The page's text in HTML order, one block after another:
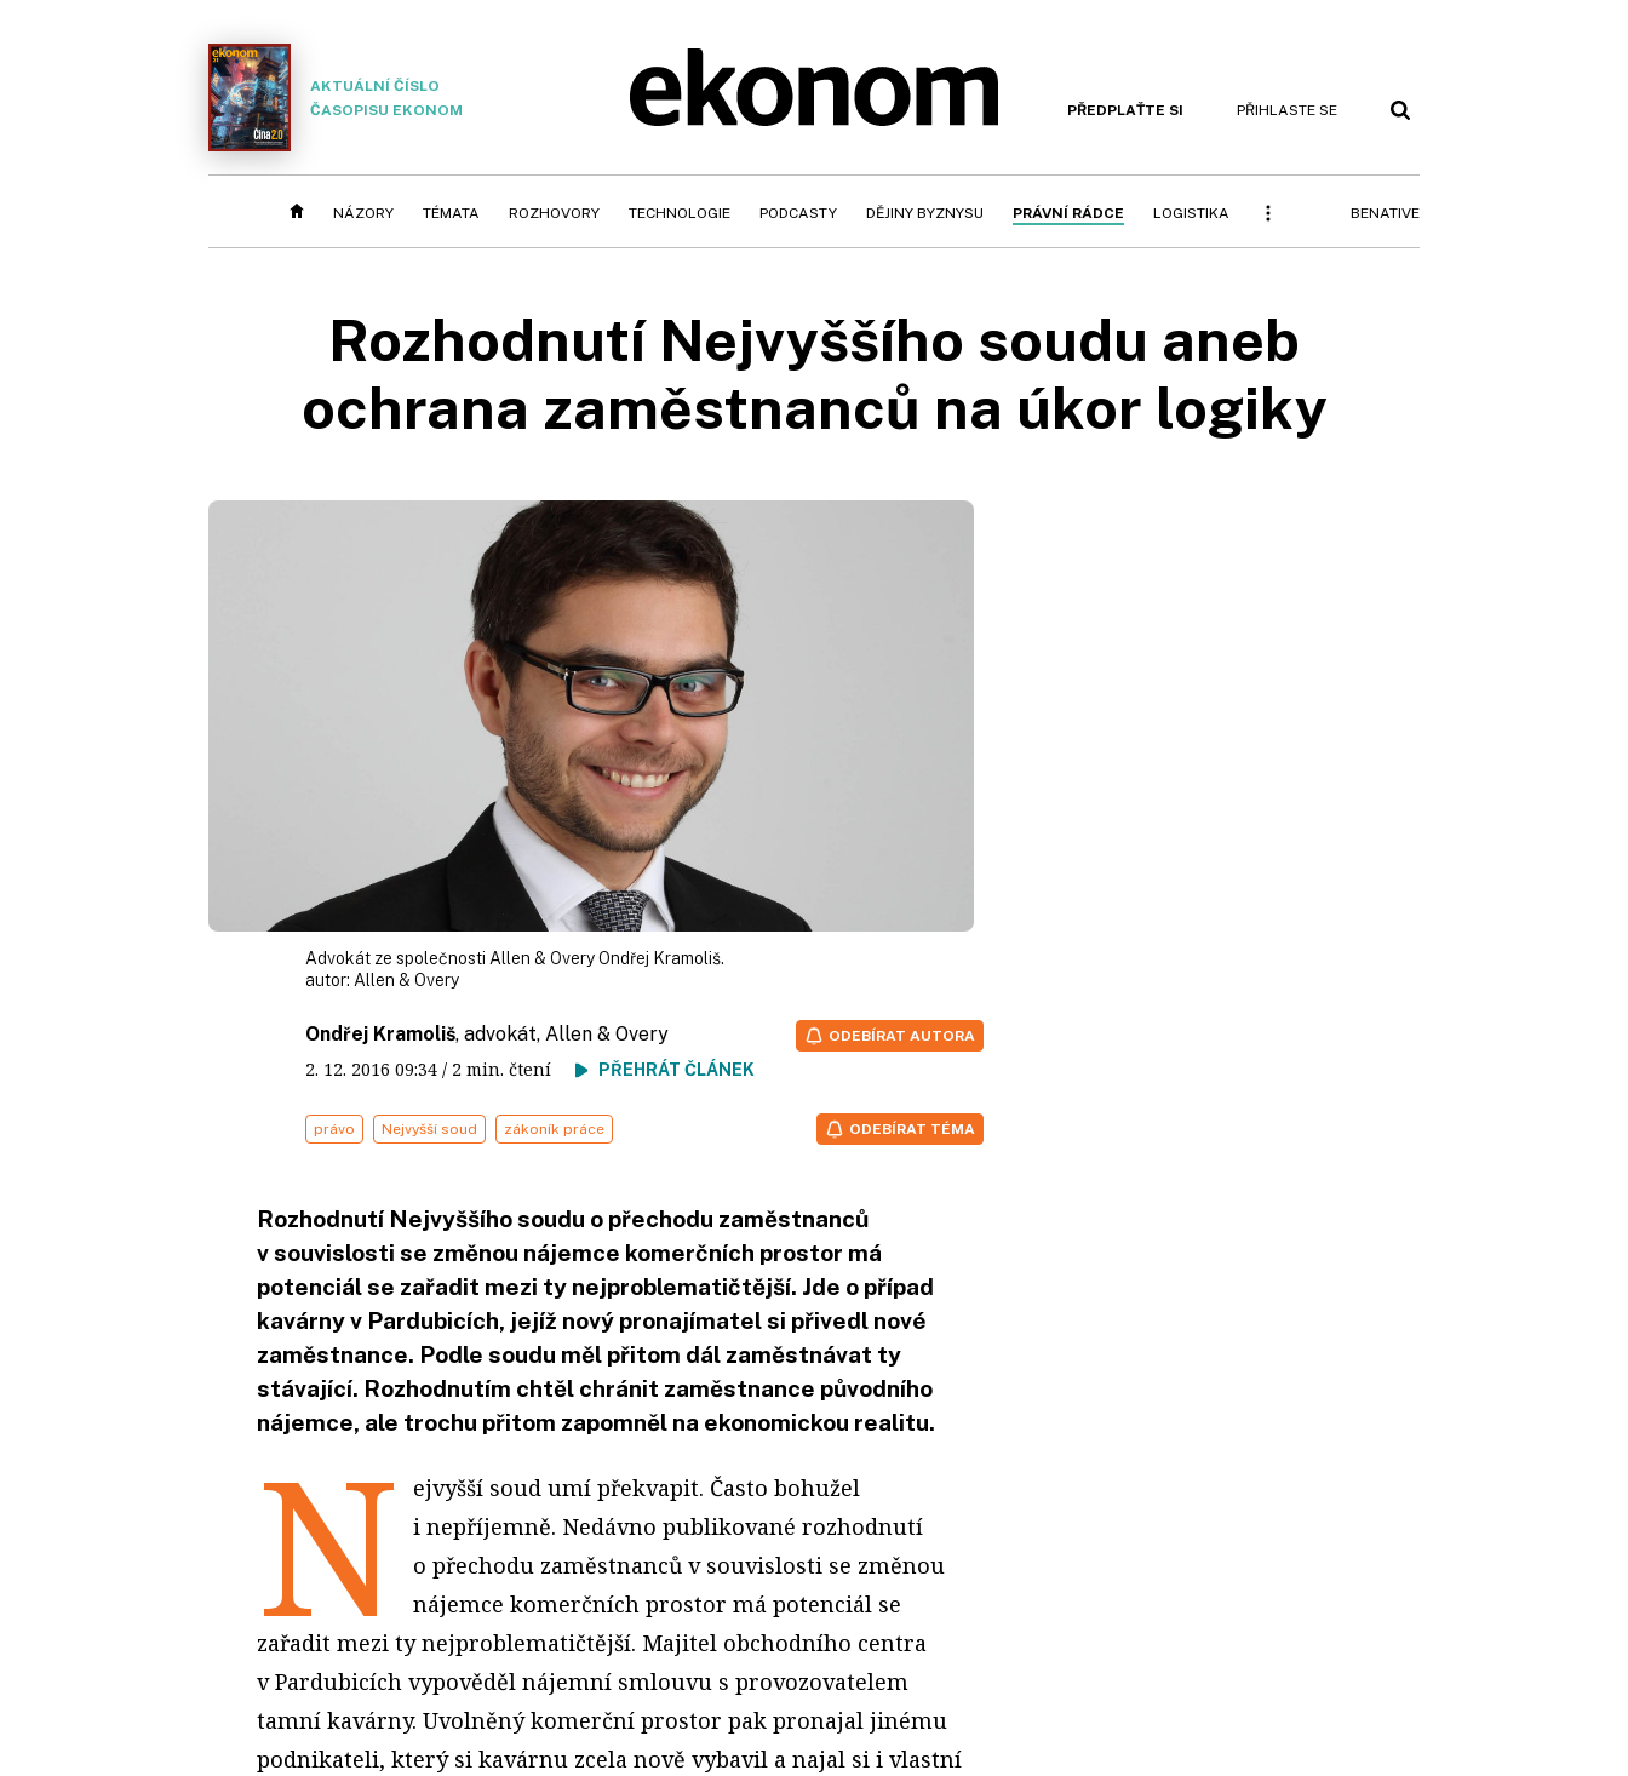
AKTUÁLNÍ ČÍSLO
ČASOPISU EKONOM
PŘEDPLAŤTE SI PŘIHLASTE SE
NÁZORY TÉMATA ROZHOVORY TECHNOLOGIE PODCASTY DĚJINY BYZNYSU PRÁVNÍ RÁDCE LOGISTIKA BENATIVE
Rozhodnutí Nejvyššího soudu aneb
ochrana zaměstnanců na úkor logiky
Advokát ze společnosti Allen & Overy Ondřej Kramoliš.
autor: Allen & Overy
Ondřej Kramoliš, advokát, Allen & Overy
2. 12. 2016 09:34 / 2 min. čtení PŘEHRÁT ČLÁNEK
ODEBÍRAT AUTORA
právo Nejvyšší soud zákoník práce ODEBÍRAT TÉMA
Rozhodnutí Nejvyššího soudu o přechodu zaměstnanců
v souvislosti se změnou nájemce komerčních prostor má
potenciál se zařadit mezi ty nejproblematičtější. Jde o případ
kavárny v Pardubicích, jejíž nový pronajímatel si přivedl nové
zaměstnance. Podle soudu měl přitom dál zaměstnávat ty
stávající. Rozhodnutím chtěl chránit zaměstnance původního
nájemce, ale trochu přitom zapomněl na ekonomickou realitu.
N
ejvyšší soud umí překvapit. Často bohužel
i nepříjemně. Nedávno publikované rozhodnutí
o přechodu zaměstnanců v souvislosti se změnou
nájemce komerčních prostor má potenciál se
zařadit mezi ty nejproblematičtější. Majitel obchodního centra
v Pardubicích vypověděl nájemní smlouvu s provozovatelem
tamní kavárny. Uvolněný komerční prostor pak pronajal jinému
podnikateli, který si kavárnu zcela nově vybavil a najal si i vlastní